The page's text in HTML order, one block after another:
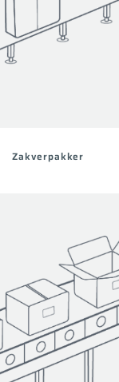
Zakverpakker